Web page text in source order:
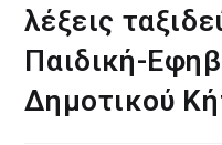
λέξεις
Παιδική-
Δημοτικού